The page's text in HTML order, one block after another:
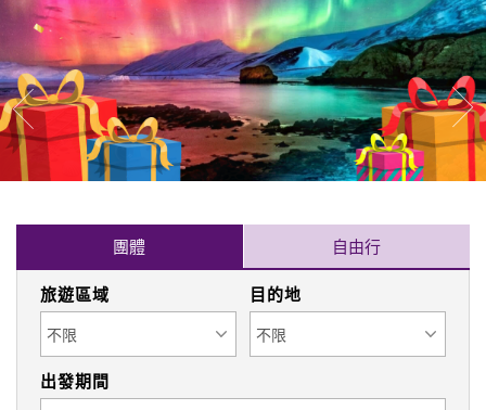
往前 往
團體 自由行
旅遊區域 目的地
出發期間